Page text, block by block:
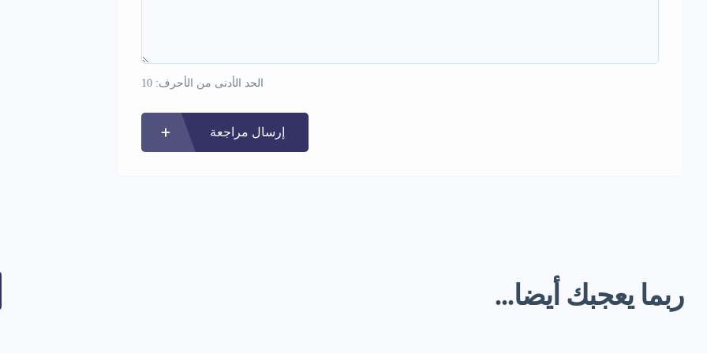
الحد الأدنى من الأحرف: 10
إرسال مراجعة
ربما يعجبك أيضا...